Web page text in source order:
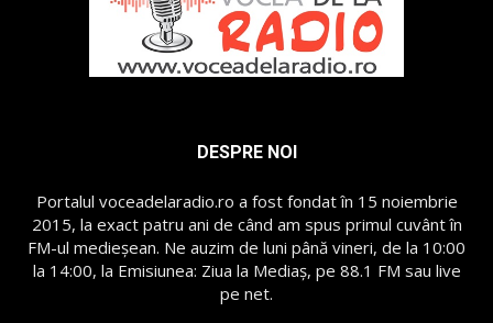
DESPRE NOI
Portalul voceadelaradio.ro a fost fondat în 15 noiembrie
2015, la exact patru ani de când am spus primul cuvânt în
FM-ul medieșean. Ne auzim de luni până vineri, de la 10:00
la 14:00, la Emisiunea: Ziua la Mediaș, pe 88.1 FM sau live
pe net.